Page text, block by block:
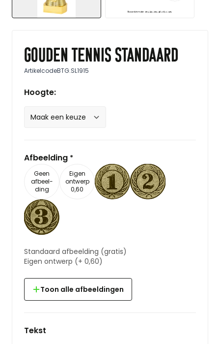
Gouden tennis standaard
ArtikelcodeBTG.SL1915
Hoogte:
Afbeelding *
Geen
afbeel-
ding
Eigen
ontwerp
0,60
Standaard afbeelding (gratis)
Eigen ontwerp (+ 0,60)
Toon alle afbeeldingen
Tekst